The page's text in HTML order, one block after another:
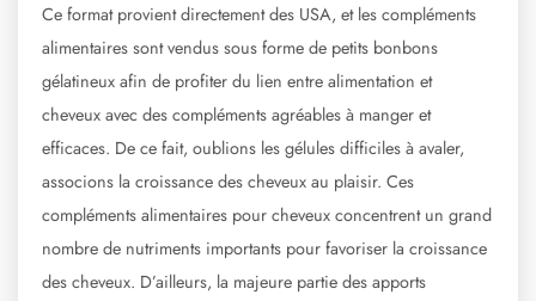
Ce format provient directement des USA, et les compléments
alimentaires sont vendus sous forme de petits bonbons
gélatineux afin de profiter du lien entre alimentation et
cheveux avec des compléments agréables à manger et
efficaces. De ce fait, oublions les gélules difficiles à avaler,
associons la croissance des cheveux au plaisir. Ces
compléments alimentaires pour cheveux concentrent un grand
nombre de nutriments importants pour favoriser la croissance
des cheveux. D’ailleurs, la majeure partie des apports